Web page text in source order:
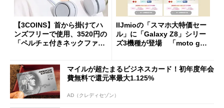
【3COINS】首から掛けてハ
ンズフリーで使用、3520円の
「ペルチェ付きネックファ
IIJmioの「スマホ大特価セー
ル」に「Galaxy Z8」シリー
ズ3機種が登場 「moto g37
マイルが超たまるビジネスカード！初年度年会
費無料で還元率最大1.125%
AD（クレディセゾン）